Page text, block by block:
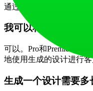
通过简单的上传和生成
我可以将设计用于客
可以。Pro和Premier订
地使用生成的设计进行
生成一个设计需要多